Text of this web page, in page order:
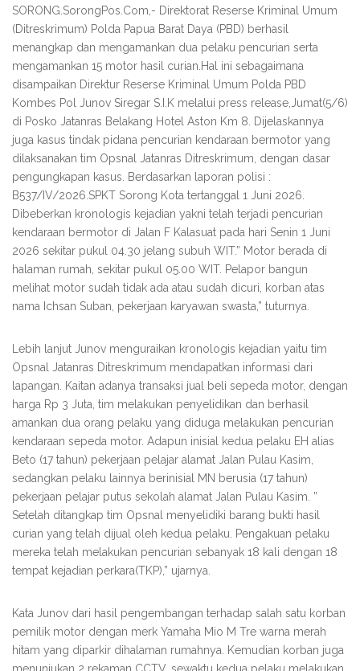
SORONG.SorongPos.Com,- Direktorat Reserse Kriminal Umum
(Ditreskrimum) Polda Papua Barat Daya (PBD) berhasil
menangkap dan mengamankan dua pelaku pencurian serta
mengamankan 15 motor hasil curian.Hal ini sebagaimana
disampaikan Direktur Reserse Kriminal Umum Polda PBD
Kombes Pol Junov Siregar S.I.K melalui press release,Jumat(5/6)
di Posko Jatanras Belakang Hotel Aston Km 8. Dijelaskannya
juga kasus tindak pidana pencurian kendaraan bermotor yang
dilaksanakan tim Opsnal Jatanras Ditreskrimum, dengan dasar
pengungkapan kasus. Berdasarkan laporan polisi :
B537/IV/2026.SPKT Sorong Kota tertanggal 1 Juni 2026.
Dibeberkan kronologis kejadian yakni telah terjadi pencurian
kendaraan bermotor di Jalan F Kalasuat pada hari Senin 1 Juni
2026 sekitar pukul 04.30 jelang subuh WIT.” Motor berada di
halaman rumah, sekitar pukul 05.00 WIT. Pelapor bangun
melihat motor sudah tidak ada atau sudah dicuri, korban atas
nama Ichsan Suban, pekerjaan karyawan swasta,” tuturnya.
Lebih lanjut Junov menguraikan kronologis kejadian yaitu tim
Opsnal Jatanras Ditreskrimum mendapatkan informasi dari
lapangan. Kaitan adanya transaksi jual beli sepeda motor, dengan
harga Rp 3 Juta, tim melakukan penyelidikan dan berhasil
amankan dua orang pelaku yang diduga melakukan pencurian
kendaraan sepeda motor. Adapun inisial kedua pelaku EH alias
Beto (17 tahun) pekerjaan pelajar alamat Jalan Pulau Kasim,
sedangkan pelaku lainnya berinisial MN berusia (17 tahun)
pekerjaan pelajar putus sekolah alamat Jalan Pulau Kasim. ”
Setelah ditangkap tim Opsnal menyelidiki barang bukti hasil
curian yang telah dijual oleh kedua pelaku. Pengakuan pelaku
mereka telah melakukan pencurian sebanyak 18 kali dengan 18
tempat kejadian perkara(TKP),” ujarnya.
Kata Junov dari hasil pengembangan terhadap salah satu korban
pemilik motor dengan merk Yamaha Mio M Tre warna merah
hitam yang diparkir dihalaman rumahnya. Kemudian korban juga